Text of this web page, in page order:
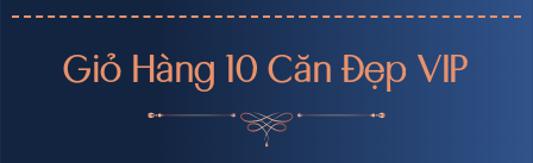
Giỏ Hàng 10 Căn Đẹp VIP